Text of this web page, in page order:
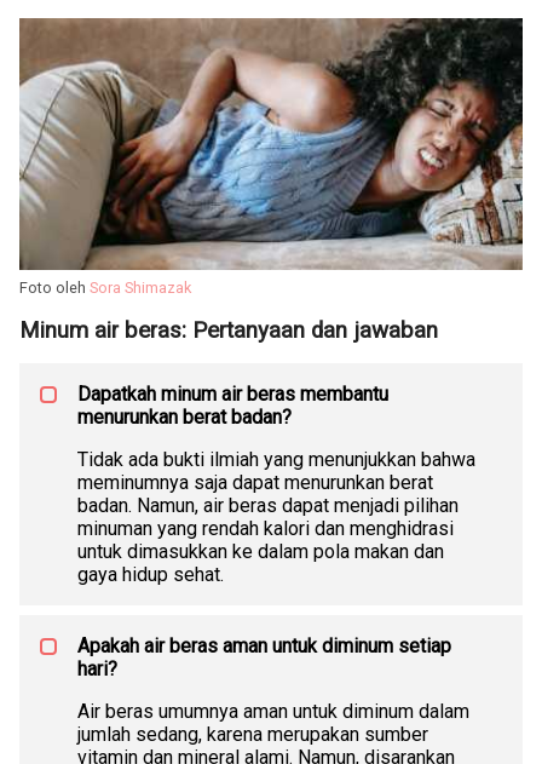
Foto oleh Sora Shimazak
Minum air beras: Pertanyaan dan jawaban
Dapatkah minum air beras membantu
menurunkan berat badan?
Tidak ada bukti ilmiah yang menunjukkan bahwa
meminumnya saja dapat menurunkan berat
badan. Namun, air beras dapat menjadi pilihan
minuman yang rendah kalori dan menghidrasi
untuk dimasukkan ke dalam pola makan dan
gaya hidup sehat.
Apakah air beras aman untuk diminum setiap
hari?
Air beras umumnya aman untuk diminum dalam
jumlah sedang, karena merupakan sumber
vitamin dan mineral alami. Namun, disarankan